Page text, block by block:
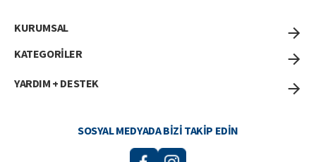
KURUMSAL
KATEGORİLER
YARDIM + DESTEK
SOSYAL MEDYADA BIZI TAKIP EDIN